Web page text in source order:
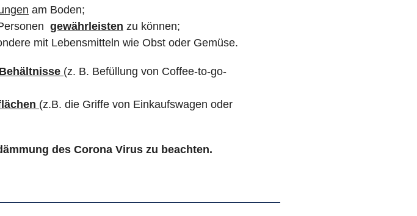
am Boden;
gewährleisten zu können;
mit Lebensmitteln wie Obst oder Gemüse.
Behältnisse (z. B. Befüllung von Coffee-to-go-
(z.B. die Griffe von Einkaufswagen oder
des Corona Virus zu beachten.